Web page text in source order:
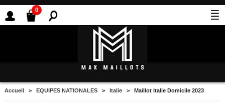
0
Accueil >EQUIPES NATIONALES >Italie > Maillot Italie Domicile 2023